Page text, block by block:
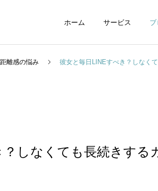
ホーム サービス
離感の悩み 彼女と毎日LINEすべき？しなく
しなくても長続きする